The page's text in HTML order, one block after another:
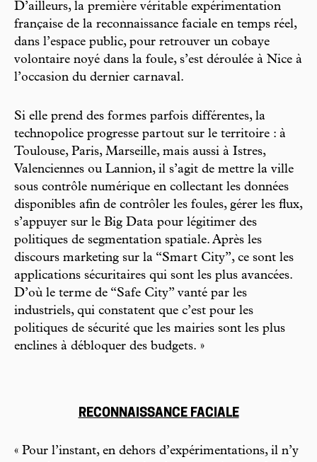
D’ailleurs, la première véritable expérimentation
française de la reconnaissance faciale en temps réel,
dans l’espace public, pour retrouver un cobaye
volontaire noyé dans la foule, s’est déroulée à Nice à
l’occasion du dernier carnaval.
Si elle prend des formes parfois différentes, la
technopolice progresse partout sur le territoire : à
Toulouse, Paris, Marseille, mais aussi à Istres,
Valenciennes ou Lannion, il s’agit de mettre la ville
sous contrôle numérique en collectant les données
disponibles afin de contrôler les foules, gérer les flux,
s’appuyer sur le Big Data pour légitimer des
politiques de segmentation spatiale. Après les
discours marketing sur la “Smart City”, ce sont les
applications sécuritaires qui sont les plus avancées.
D’où le terme de “Safe City” vanté par les
industriels, qui constatent que c’est pour les
politiques de sécurité que les mairies sont les plus
enclines à débloquer des budgets. »
RECONNAISSANCE FACIALE
« Pour l’instant, en dehors d’expérimentations, il n’y